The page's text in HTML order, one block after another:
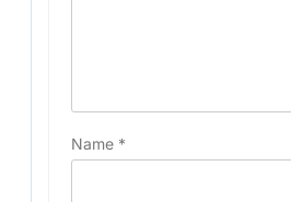
Name *